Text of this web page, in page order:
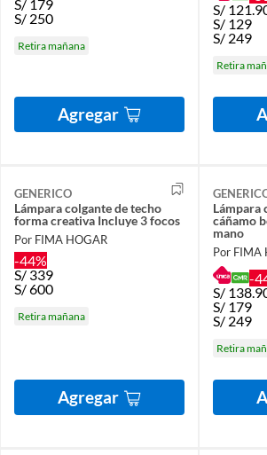
S/ 179
S/ 250
Retira mañana
Agregar
S/
S/ 129
S/ 249
Retira
GENERICO
Lámpara colgante de techo
forma creativa Incluye 3 focos
Por FIMA HOGAR
-44%
S/ 339
S/600
Retira mañana
Agregar
Lámpara
cáñamo
mano
Por FIMA
-
S/
S/ 179
S/ 249
Retira